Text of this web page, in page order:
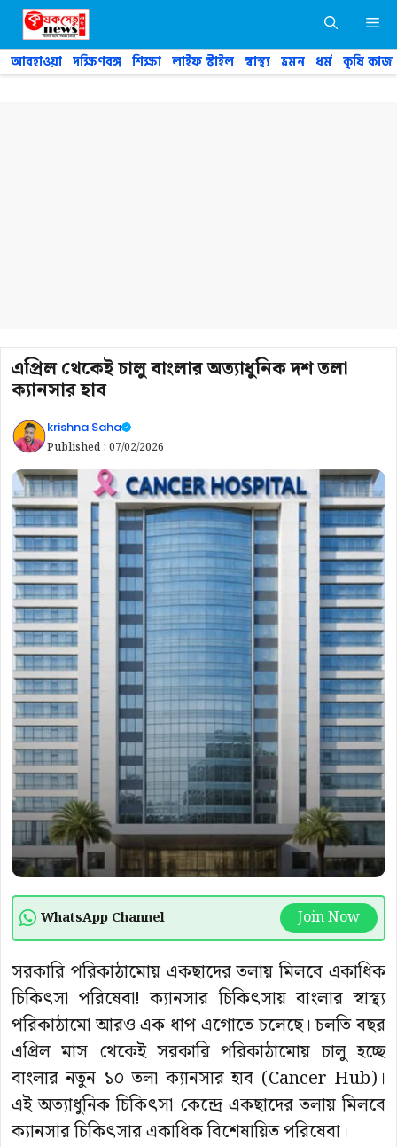
Skip
content
আবহাওয়া দক্ষিণবঙ্গ শিক্ষা লাইফ স্টাইল স্বাস্থ্য ভ্রমন ধর্ম কৃষি কাজ
এপ্রিল থেকেই চালু বাংলার অত্যাধুনিক দশ তলা
ক্যানসার হাব
krishna Saha
Published : 07/02/2026
WhatsApp Channel Join Now
সরকারি পরিকাঠামোয় একছাদের তলায় মিলবে একাধিক
চিকিৎসা পরিষেবা! ক্যানসার চিকিৎসায় বাংলার স্বাস্থ্য
পরিকাঠামো আরও এক ধাপ এগোতে চলেছে। চলতি বছর
এপ্রিল মাস থেকেই সরকারি পরিকাঠামোয় চালু হচ্ছে
বাংলার নতুন ১০ তলা ক্যানসার হাব (Cancer Hub)।
এই অত্যাধুনিক চিকিৎসা কেন্দ্রে একছাদের তলায় মিলবে
ক্যানসার চিকিৎসার একাধিক বিশেষায়িত পরিষেবা।